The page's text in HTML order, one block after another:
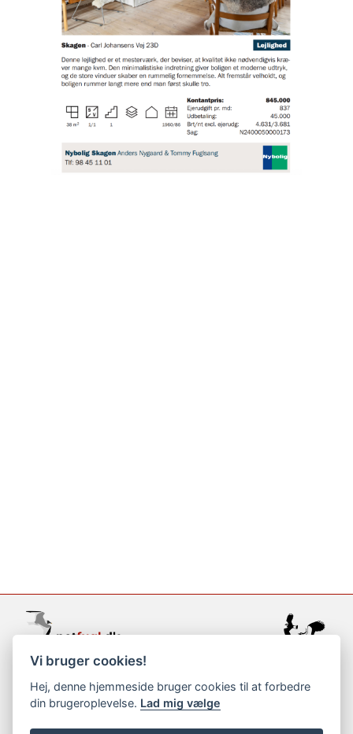
support@netfugl.dk
copyright © 2002-2023
Vi bruger cookies!
Hej, denne hjemmeside bruger cookies til at forbedre
din brugeroplevelse. Lad mig vælge